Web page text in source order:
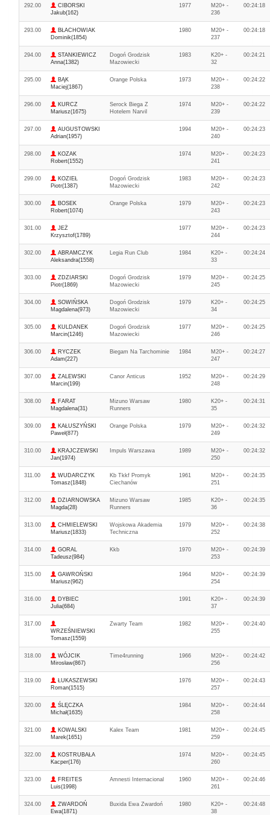
292.00
CIBORSKI
Jakub(162)
1977
M20+ -
236
00:24:18
293.00
BŁACHOWIAK
Dominik(1854)
1980
M20+ -
237
00:24:18
294.00
STANKIEWICZ
Anna(1382)
Dogoń Grodzisk
Mazowiecki
1983
K20+ -
32
00:24:21
295.00
BĄK
Maciej(1867)
Orange Polska 1973
M20+ -
238
00:24:22
296.00
KURCZ
Mariusz(1675)
Serock Biega Z
Hotelem Narvil
1974
M20+ -
239
00:24:22
297.00
AUGUSTOWSKI
Adrian(1957)
1994
M20+ -
240
00:24:23
298.00
KOZAK
Robert(1552)
1974
M20+ -
241
00:24:23
299.00
KOZIEŁ
Piotr(1387)
Dogoń Grodzisk
Mazowiecki
1983
M20+ -
242
00:24:23
300.00
BOSEK
Robert(1074)
Orange Polska 1979
M20+ -
243
00:24:23
301.00
JEŻ
Krzysztof(1789)
1977
M20+ -
244
00:24:23
302.00
ABRAMCZYK
Aleksandra(1558)
Legia Run Club 1984
K20+ -
33
00:24:24
303.00
ZDZIARSKI
Piotr(1869)
Dogoń Grodzisk
Mazowiecki
1979
M20+ -
245
00:24:25
304.00
SOWIŃSKA
Magdalena(973)
Dogoń Grodzisk
Mazowiecki
1979
K20+ -
34
00:24:25
305.00
KULDANEK
Marcin(1246)
Dogoń Grodzisk
Mazowiecki
1977
M20+ -
246
00:24:25
306.00
RYCZEK
Adam(227)
Biegam Na Tarchominie 1984
M20+ -
247
00:24:27
307.00
ZALEWSKI
Marcin(199)
Canor Anticus 1952
M20+ -
248
00:24:29
308.00
FARAT
Magdalena(31)
Mizuno Warsaw
Runners
1980
K20+ -
35
00:24:31
309.00
KAŁUSZYŃSKI
Paweł(877)
Orange Polska 1979
M20+ -
249
00:24:32
310.00
KRAJCZEWSKI
Jan(1974)
Impuls Warszawa 1989
M20+ -
250
00:24:32
311.00
WUDARCZYK
Tomasz(1848)
Kb Tkkf Promyk
Ciechanów
1961
M20+ -
251
00:24:35
312.00
DZIARNOWSKA
Magda(28)
Mizuno Warsaw
Runners
1985
K20+ -
36
00:24:35
313.00
CHMIELEWSKI
Mariusz(1833)
Wojskowa Akademia
Techniczna
1979
M20+ -
252
00:24:38
314.00
GORAL
Tadeusz(984)
Kkb 1970
M20+ -
253
00:24:39
315.00
GAWROŃSKI
Mariusz(962)
1964
M20+ -
254
00:24:39
316.00
DYBIEC
Julia(684)
1991
K20+ -
37
00:24:39
317.00
WRZEŚNIEWSKI
Tomasz(1559)
Zwarty Team 1982
M20+ -
255
00:24:40
318.00
WÓJCIK
Mirosław(867)
Time4running 1966
M20+ -
256
00:24:42
319.00
ŁUKASZEWSKI
Roman(1515)
1976
M20+ -
257
00:24:43
320.00
ŚLĘCZKA
Michał(1635)
1984
M20+ -
258
00:24:44
321.00
KOWALSKI
Marek(1651)
Kalex Team 1981
M20+ -
259
00:24:45
322.00
KOSTRUBAŁA
Kacper(176)
1974
M20+ -
260
00:24:45
323.00
FREITES
Luis(1998)
Amnesti Internacional 1960
M20+ -
261
00:24:46
324.00
ZWARDOŃ
Ewa(1871)
Buxida Ewa Zwardoń 1980
K20+ -
38
00:24:48